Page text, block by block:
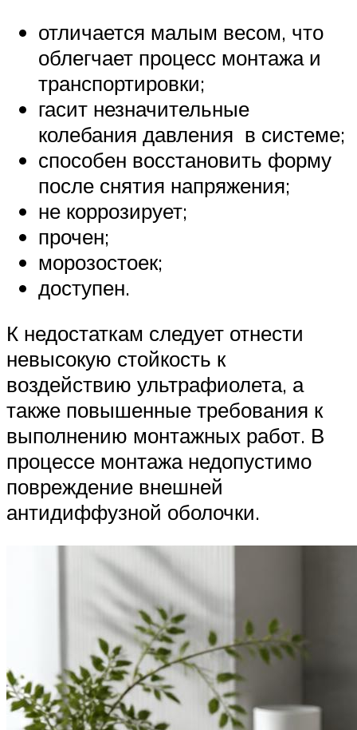
отличается малым весом, что
облегчает процесс монтажа и
транспортировки;
гасит незначительные
колебания давления в системе;
способен восстановить форму
после снятия напряжения;
не коррозирует;
прочен;
морозостоек;
доступен.
К недостаткам следует отнести
невысокую стойкость к
воздействию ультрафиолета, а
также повышенные требования к
выполнению монтажных работ. В
процессе монтажа недопустимо
повреждение внешней
антидиффузной оболочки.